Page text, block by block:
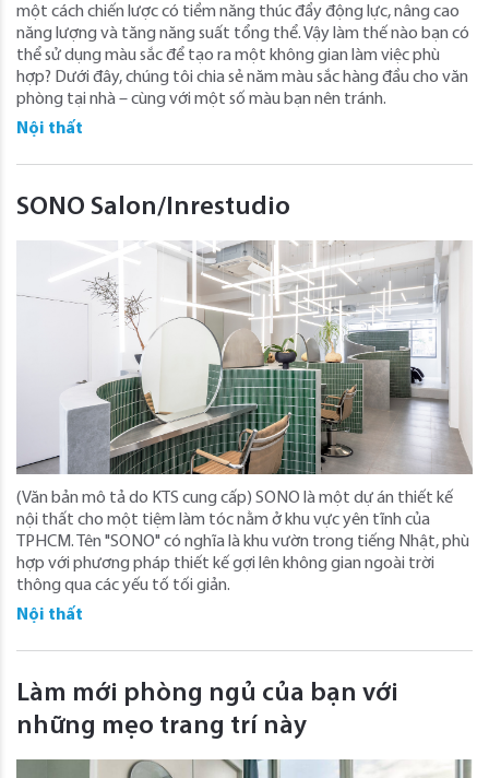
một cách chiến lược có tiềm năng thúc đẩy động lực, nâng cao
năng lượng và tăng năng suất tổng thể. Vậy làm thế nào bạn có
thể sử dụng màu sắc để tạo ra một không gian làm việc phù
hợp? Dưới đây, chúng tôi chia sẻ năm màu sắc hàng đầu cho văn
phòng tại nhà – cùng với một số màu bạn nên tránh.
Nội thất
SONO Salon/Inrestudio
(Văn bản mô tả do KTS cung cấp) SONO là một dự án thiết kế
nội thất cho một tiệm làm tóc nằm ở khu vực yên tĩnh của
TPHCM. Tên "SONO" có nghĩa là khu vườn trong tiếng Nhật, phù
hợp với phương pháp thiết kế gợi lên không gian ngoài trời
thông qua các yếu tố tối giản.
Nội thất
Làm mới phòng ngủ của bạn với
những mẹo trang trí này